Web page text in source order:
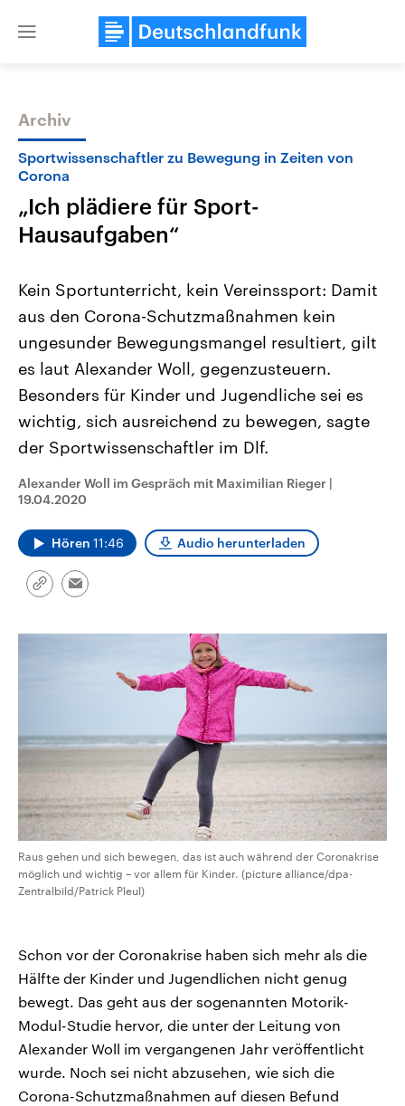
Close
Themen
USA
Hintergründe
Wirtschaftlich und militärisch
gehören die Vereinigten Staaten zu
den mächtigsten Ländern der Erde,
mit großem Einfluss auf das
aktuelle Weltgeschehen.
Nahostkonflikt
Der Überfall der
Oktober 2023 auf Israel
Region wieder die
Israel möchte die Hamas
Diese wird wie die
Libanon vom Iran
Sendungen Programm Podcasts
Audio-Archiv
Archiv
Sportwissenschaftler zu Bewegung in Zeiten von
Corona
„Ich plädiere für Sport-
Hausaufgaben“
Kein Sportunterricht, kein Vereinssport: Damit
aus den Corona-Schutzmaßnahmen kein
ungesunder Bewegungsmangel resultiert, gilt
es laut Alexander Woll, gegenzusteuern.
Besonders für Kinder und Jugendliche sei es
wichtig, sich ausreichend zu bewegen, sagte
der Sportwissenschaftler im Dlf.
Alexander Woll im Gespräch mit Maximilian Rieger |
19.04.2020
Hören 11:46 Audio herunterladen
Link
Email
Raus gehen und sich bewegen, das ist auch während der Coronakrise
möglich und wichtig – vor allem für Kinder. (picture alliance/dpa-
Zentralbild/Patrick Pleul)
Schon vor der Coronakrise haben sich mehr als die
Hälfte der Kinder und Jugendlichen nicht genug
bewegt. Das geht aus der sogenannten Motorik-
Modul-Studie hervor, die unter der Leitung von
Alexander Woll im vergangenen Jahr veröffentlicht
wurde. Noch sei nicht abzusehen, wie sich die
Corona-Schutzmaßnahmen auf diesen Befund